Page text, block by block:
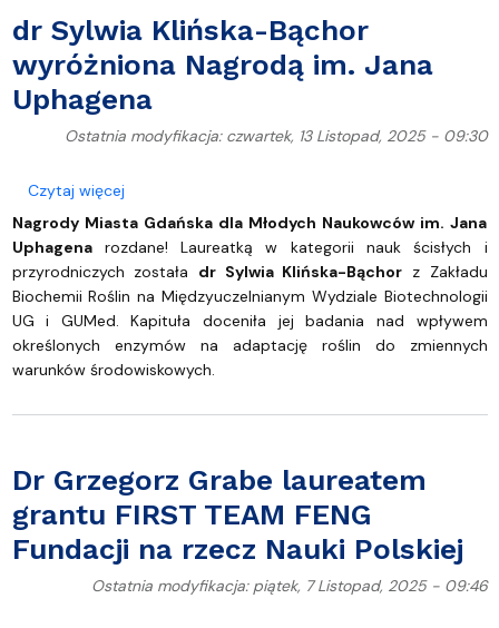
dr Sylwia Klińska-Bąchor
wyróżniona Nagrodą im. Jana
Uphagena
Ostatnia modyfikacja: czwartek, 13 Listopad, 2025 - 09:30
Czytaj więcejo dr Sylwia Klińska-Bąchor wyróżniona Nagrodą
Nagrody Miasta Gdańska dla Młodych Naukowców im. Jana
Uphagenarozdane! Laureatką w kategorii nauk ścisłych i
przyrodniczych została dr Sylwia Klińska-Bąchor z Zakładu
Biochemii Roślin na Międzyuczelnianym Wydziale Biotechnologii
UG i GUMed. Kapituła doceniła jej badania nad wpływem
określonych enzymów na adaptację roślin do zmiennych
warunków środowiskowych.
Dr Grzegorz Grabe laureatem
grantu FIRST TEAM FENG
Fundacji na rzecz Nauki Polskiej
Ostatnia modyfikacja: piątek, 7 Listopad, 2025 - 09:46